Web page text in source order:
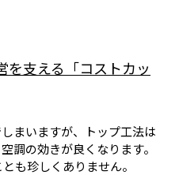
を支える「コストカッ
まいますが、トップ工法は
調の効きが良くなります。
も珍しくありません。